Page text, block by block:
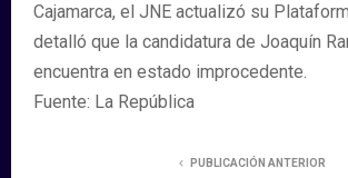
Cajamarca, el JNE actualizó su
detalló que la candidatura de Joaquín
encuentra en estado improcedente.
Fuente: La República
PUBLICACIÓN ANTERIOR